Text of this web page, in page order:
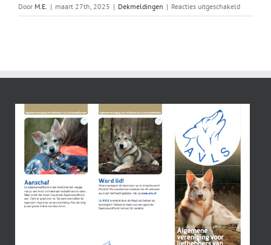
Door M.E. | maart 27th, 2025 | Dekmeldingen | Reacties uitgeschakeldvoor
Ryuk